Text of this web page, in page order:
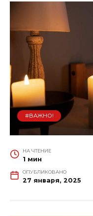
#ВАЖНО!
НА ЧТЕНИЕ
1 мин
ОПУБЛИКОВАНО
27 января, 2025